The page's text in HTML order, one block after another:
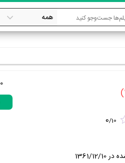
0
0/10
12/10